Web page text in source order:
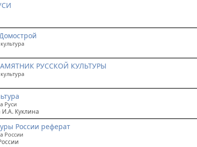
РУССКОЙ КУЛЬТУРЫ
Руси
И.А. Куклина
России реферат
России